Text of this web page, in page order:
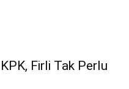
Firli Tak Perlu